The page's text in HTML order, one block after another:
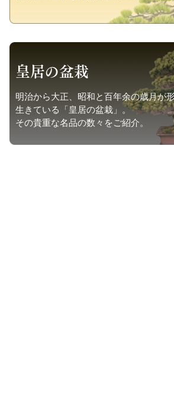
皇居の盆栽
明治から大正、昭和と百年余の歳月が
生きている「皇居の盆栽」。
その貴重な名品の数々をご紹介。